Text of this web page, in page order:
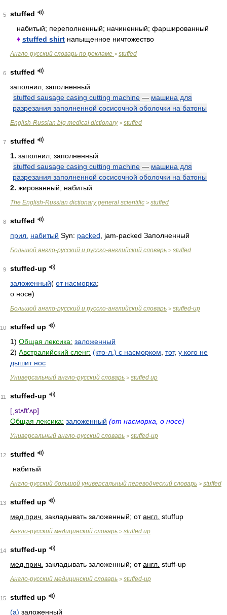
5
stuffed
набитый; переполненный; начиненный; фаршированный
♦ stuffed shirt напыщенное ничтожество
Англо-русский словарь по рекламе > stuffed
6
stuffed
заполнил; заполненный
stuffed sausage casing cutting machine — машина для
разрезания заполненной сосисочной оболочки на батоны
English-Russian big medical dictionary> stuffed
7
stuffed
1. заполнил; заполненный
stuffed sausage casing cutting machine — машина для
разрезания заполненной сосисочной оболочки на батоны
2. жированный; набитый
The English-Russian dictionary general scientific > stuffed
8
stuffed
прил. набитый Syn: packed , jam-packed Заполненный
Большой англо-русский и русско-английский словарь > stuffed
9
stuffed-up
заложенный( от насморка;
о носе)
Большой англо-русский и русско-английский словарь > stuffed-up
10
stuffed up
1) Общая лексика: заложенный
2) Австралийский сленг: (кто-л.) с насморком тот, у кого не
дышит нос
Универсальный англо-русский словарь > stuffed up
11
stuffed-up
[ˌstʌft'ʌp]
Общая лексика: заложенный (от насморка, о носе)
Универсальный англо-русский словарь > stuffed-up
12
stuffed
набитый
Англо-русский большой универсальный переводческий словарь > stuffed
13
stuffed up
мед. прич. закладывать заложенный; отангл. stuffup
Англо-русский медицинский словарь > stuffed up
14
stuffed-up
мед. прич. закладывать заложенный; отангл. stuff-up
Англо-русский медицинский словарь > stuffed-up
15
stuffed up
(a) заложенный